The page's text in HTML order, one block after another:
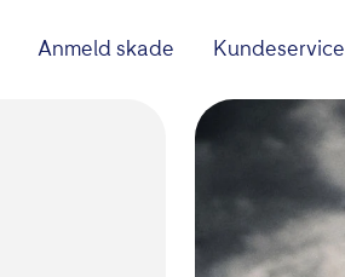
Anmeld skade Kundeservice